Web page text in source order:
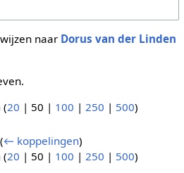
naar Dorus van der Linden
(20 | 50 | 100 | 250 | 500)
(← koppelingen)
(20 | 50 | 100 | 250 | 500)